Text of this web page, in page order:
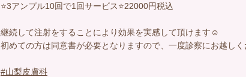
⭐️3アンプル10回で1回サービス⭐️22000円税込
継続して注射をすることにより効果を実感して頂けます☺️
初めての方は同意書が必要となりますので、一度診察にお越しく
#山梨皮膚科